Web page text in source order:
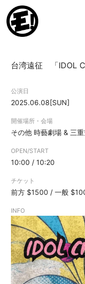
SCHEDULE
BIOGRAPHY
BLOG
ログイン
台湾遠征 「IDOL
公演日
2025.06.08[SUN]
開催場所・会場
その他時藝劇場 & 三
OPEN/START
10:00 / 10:20
チケット
前方 $1500 / 一般
INFO